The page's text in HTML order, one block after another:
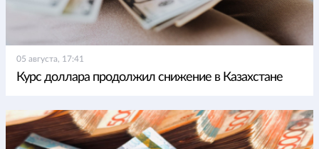
05 августа, 17:41
Курс доллара продолжил снижение в Казахстане